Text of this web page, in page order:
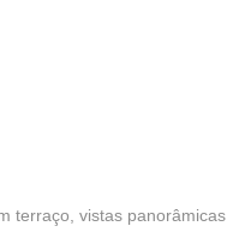
terraço, vistas panorâmicas